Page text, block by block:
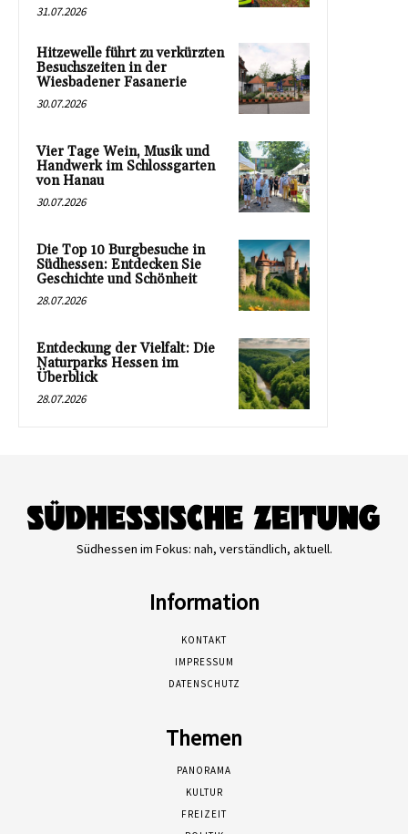
31.07.2026
Hitzewelle führt zu verkürzten
Besuchszeiten in der
Wiesbadener Fasanerie
30.07.2026
Vier Tage Wein, Musik und
Handwerk im Schlossgarten
von Hanau
30.07.2026
Die Top 10 Burgbesuche in
Südhessen: Entdecken Sie
Geschichte und Schönheit
28.07.2026
Entdeckung der Vielfalt: Die
Naturparks Hessen im
Überblick
28.07.2026
Südhessen im Fokus: nah, verständlich, aktuell.
Information
KONTAKT
IMPRESSUM
DATENSCHUTZ
Themen
PANORAMA
KULTUR
FREIZEIT